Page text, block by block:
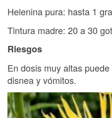
Helenina pura: hasta 1
Tintura madre: 20 a 30
Riesgos
En dosis muy altas
disnea y vómitos.